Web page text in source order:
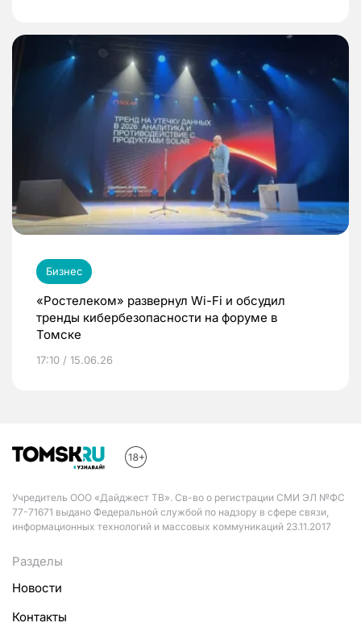
Бизнес
«Ростелеком» развернул Wi-Fi и обсудил
тренды кибербезопасности на форуме в
Томске
17:10 / 15.06.26
Учредитель ООО «Дайджест ТВ». Св-во о регистрации СМИ ЭЛ №ФС
77-71671 выдано Федеральной службой по надзору в сфере связи,
информационных технологий и массовых коммуникаций 23.11.2017
Разделы
Новости
Контакты